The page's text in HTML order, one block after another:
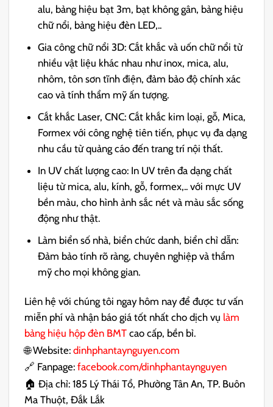
alu, bảng hiệu bạt 3m, bạt không gân, bảng hiệu
chữ nổi, bảng hiệu đèn LED,..
Gia công chữ nổi 3D: Cắt khắc và uốn chữ nổi từ
nhiều vật liệu khác nhau như inox, mica, alu,
nhôm, tôn sơn tĩnh điện, đảm bảo độ chính xác
cao và tính thẩm mỹ ấn tượng.
Cắt khắc Laser, CNC: Cắt khắc kim loại, gỗ, Mica,
Formex với công nghệ tiên tiến, phục vụ đa dạng
nhu cầu từ quảng cáo đến trang trí nội thất.
In UV chất lượng cao: In UV trên đa dạng chất
liệu từ mica, alu, kính, gỗ, formex,.. với mực UV
bền màu, cho hình ảnh sắc nét và màu sắc sống
động như thật.
Làm biển số nhà, biển chức danh, biển chỉ dẫn:
Đảm bảo tính rõ ràng, chuyên nghiệp và thẩm
mỹ cho mọi không gian.
Liên hệ với chúng tôi ngay hôm nay để được tư vấn
miễn phí và nhận báo giá tốt nhất cho dịch vụ làm
bảng hiệu hộp đèn BMT cao cấp, bền bỉ.
🌐 Website:dinhphantaynguyen.com
🔗 Fanpage:facebook.com/dinhphantaynguyen
🏠 Địa chỉ: 185 Lý Thái Tổ, Phường Tân An, TP. Buôn
Ma Thuột, Đắk Lắk